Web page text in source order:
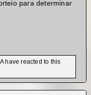
para determinar
have reacted to this